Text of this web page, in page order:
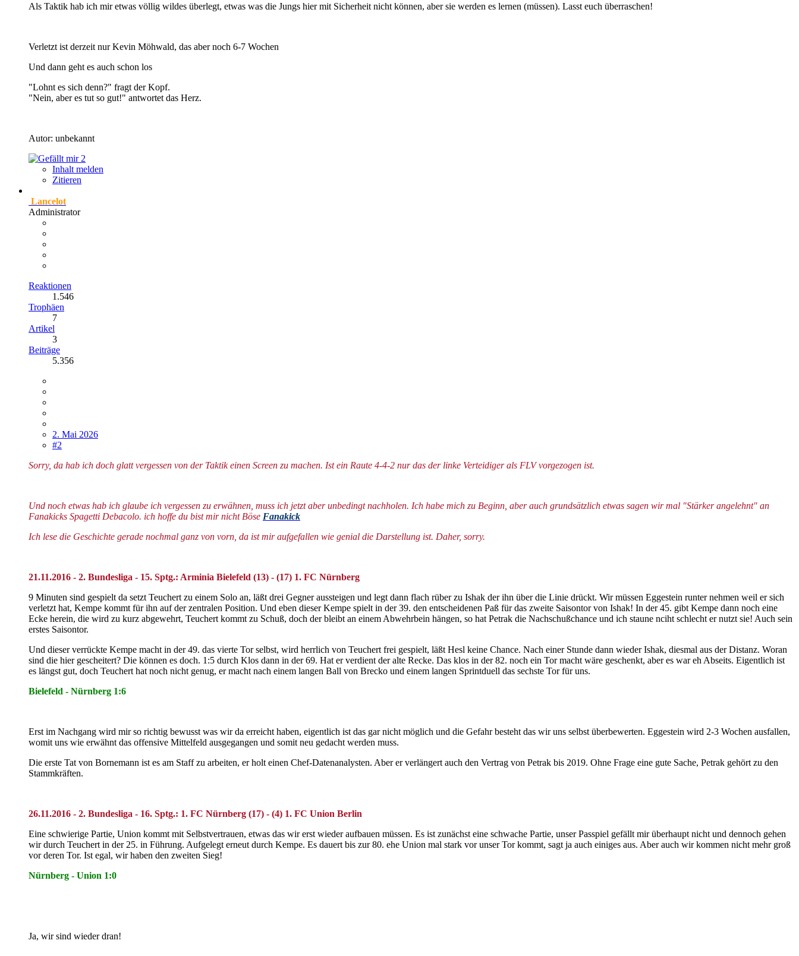
Als Taktik hab ich mir etwas völlig wildes überlegt, etwas was die Jungs hier mit Sicherheit nicht können, aber sie werden es lernen (müssen). Lasst euch überraschen!
Verletzt ist derzeit nur Kevin Möhwald, das aber noch 6-7 Wochen
Und dann geht es auch schon los
"Lohnt es sich denn?" fragt der Kopf.
"Nein, aber es tut so gut!" antwortet das Herz.
Autor: unbekannt
2
Inhalt melden
Zitieren
Lancelot
Administrator
Reaktionen
1.546
Trophäen
7
Artikel
3
Beiträge
5.356
2. Mai 2026
#2
Sorry, da hab ich doch glatt vergessen von der Taktik einen Screen zu machen. Ist ein Raute 4-4-2 nur das der linke Verteidiger als FLV vorgezogen ist.
Und noch etwas hab ich glaube ich vergessen zu erwähnen, muss ich jetzt aber unbedingt nachholen. Ich habe mich zu Beginn, aber auch grundsätzlich etwas sagen wir mal "Stärker angelehnt" an
Fanakicks Spagetti Debacolo. ich hoffe du bist mir nicht Böse Fanakick
Ich lese die Geschichte gerade nochmal ganz von vorn, da ist mir aufgefallen wie genial die Darstellung ist. Daher, sorry.
21.11.2016 - 2. Bundesliga - 15. Sptg.: Arminia Bielefeld (13) - (17) 1. FC Nürnberg
9 Minuten sind gespielt da setzt Teuchert zu einem Solo an, läßt drei Gegner aussteigen und legt dann flach rüber zu Ishak der ihn über die Linie drückt. Wir müssen Eggestein runter nehmen weil er sich
verletzt hat, Kempe kommt für ihn auf der zentralen Position. Und eben dieser Kempe spielt in der 39. den entscheidenen Paß für das zweite Saisontor von Ishak! In der 45. gibt Kempe dann noch eine
Ecke herein, die wird zu kurz abgewehrt, Teuchert kommt zu Schuß, doch der bleibt an einem Abwehrbein hängen, so hat Petrak die Nachschußchance und ich staune nciht schlecht er nutzt sie! Auch sein
erstes Saisontor.
Und dieser verrückte Kempe macht in der 49. das vierte Tor selbst, wird herrlich von Teuchert frei gespielt, läßt Hesl keine Chance. Nach einer Stunde dann wieder Ishak, diesmal aus der Distanz. Woran
sind die hier gescheitert? Die können es doch. 1:5 durch Klos dann in der 69. Hat er verdient der alte Recke. Das klos in der 82. noch ein Tor macht wäre geschenkt, aber es war eh Abseits. Eigentlich ist
es längst gut, doch Teuchert hat noch nicht genug, er macht nach einem langen Ball von Brecko und einem langen Sprintduell das sechste Tor für uns.
Bielefeld - Nürnberg 1:6
Erst im Nachgang wird mir so richtig bewusst was wir da erreicht haben, eigentlich ist das gar nicht möglich und die Gefahr besteht das wir uns selbst überbewerten. Eggestein wird 2-3 Wochen ausfallen,
womit uns wie erwähnt das offensive Mittelfeld ausgegangen und somit neu gedacht werden muss.
Die erste Tat von Bornemann ist es am Staff zu arbeiten, er holt einen Chef-Datenanalysten. Aber er verlängert auch den Vertrag von Petrak bis 2019. Ohne Frage eine gute Sache, Petrak gehört zu den
Stammkräften.
26.11.2016 - 2. Bundesliga - 16. Sptg.: 1. FC Nürnberg (17) - (4) 1. FC Union Berlin
Eine schwierige Partie, Union kommt mit Selbstvertrauen, etwas das wir erst wieder aufbauen müssen. Es ist zunächst eine schwache Partie, unser Passpiel gefällt mir überhaupt nicht und dennoch gehen
wir durch Teuchert in der 25. in Führung. Aufgelegt erneut durch Kempe. Es dauert bis zur 80. ehe Union mal stark vor unser Tor kommt, sagt ja auch einiges aus. Aber auch wir kommen nicht mehr groß
vor deren Tor. Ist egal, wir haben den zweiten Sieg!
Nürnberg - Union 1:0
Ja, wir sind wieder dran!